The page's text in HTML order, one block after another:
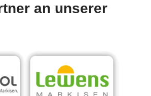
an unserer